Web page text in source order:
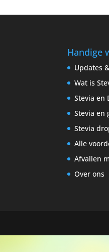
Handige
Updates
Wat is
Stevia en
Stevia en
Stevia
Alle
Afvallen
Over ons